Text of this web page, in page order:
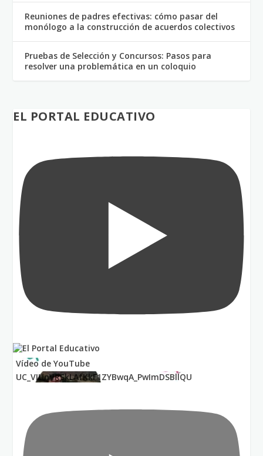
Reuniones de padres efectivas: cómo pasar del
monólogo a la construcción de acuerdos colectivos
Pruebas de Selección y Concursos: Pasos para
resolver una problemática en un coloquio
EL PORTAL EDUCATIVO
Vídeo de YouTube
UC_VIUnVRSkLAfKkF1ZYBwqA_PwImDSBllQU